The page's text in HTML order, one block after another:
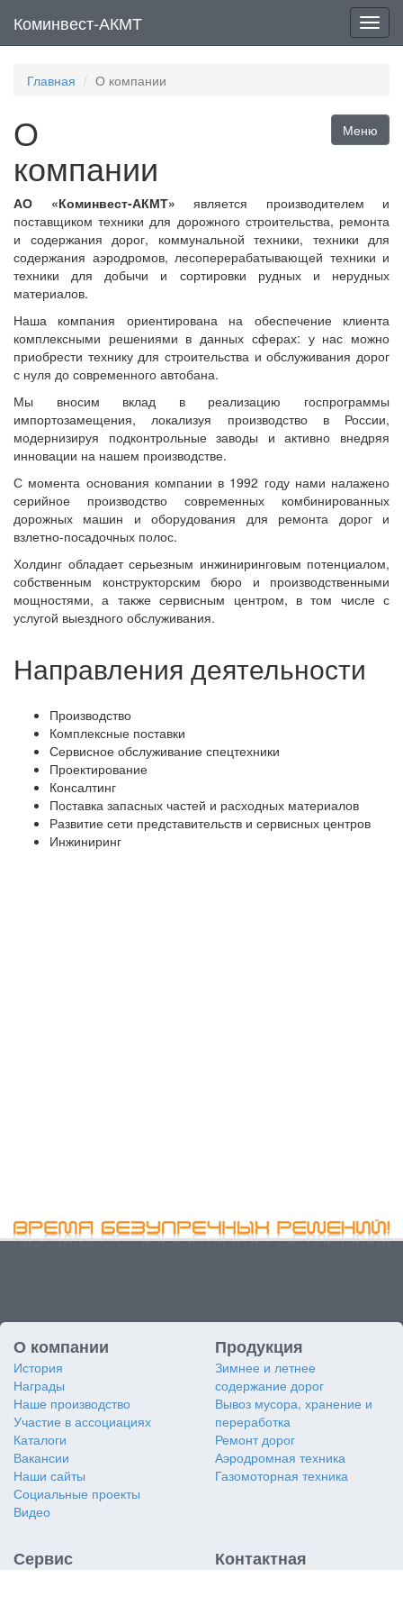
Меню
Коминвест-АКМТ
Главная О компании
О
компании
Меню
АО «Коминвест-АКМТ» является производителем и
поставщиком техники для дорожного строительства, ремонта
и содержания дорог, коммунальной техники, техники для
содержания аэродромов, лесоперерабатывающей техники и
техники для добычи и сортировки рудных и нерудных
материалов.
Наша компания ориентирована на обеспечение клиента
комплексными решениями в данных сферах: у нас можно
приобрести технику для строительства и обслуживания дорог
с нуля до современного автобана.
Мы вносим вклад в реализацию госпрограммы
импортозамещения, локализуя производство в России,
модернизируя подконтрольные заводы и активно внедряя
инновации на нашем производстве.
С момента основания компании в 1992 году нами налажено
серийное производство современных комбинированных
дорожных машин и оборудования для ремонта дорог и
взлетно-посадочных полос.
Холдинг обладает серьезным инжиниринговым потенциалом,
собственным конструкторским бюро и производственными
мощностями, а также сервисным центром, в том числе с
услугой выездного обслуживания.
Направления деятельности
Производство
Комплексные поставки
Сервисное обслуживание спецтехники
Проектирование
Консалтинг
Поставка запасных частей и расходных материалов
Развитие сети представительств и сервисных центров
Инжиниринг
О компании
История
Награды
Наше производство
Участие в ассоциациях
Каталоги
Вакансии
Наши сайты
Социальные проекты
Видео
Продукция
Зимнее и летнее
содержание дорог
Вывоз мусора, хранение и
переработка
Ремонт дорог
Аэродромная техника
Газомоторная техника
Сервис
Контактная